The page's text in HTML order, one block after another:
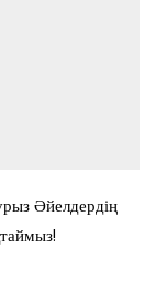
Әйелдердің